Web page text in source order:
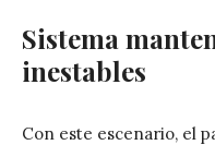
Sistema
inestables
Con este escenario, el